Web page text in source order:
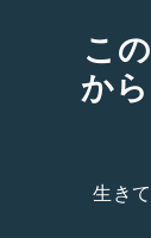
こ
か
生き